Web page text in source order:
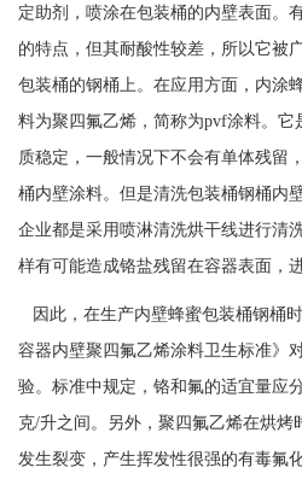
定助剂，喷涂在包装桶的内壁表面。
的特点，但其耐酸性较差，所以它被
包装桶的钢桶上。在应用方面，内涂
料为聚四氟乙烯，简称为pvf涂料。它
质稳定，一般情况下不会有单体残留
桶内壁涂料。但是清洗包装桶钢桶内
企业都是采用喷淋清洗烘干线进行清
样有可能造成铬盐残留在容器表面，
因此，在生产内壁蜂蜜包装桶钢桶
容器内壁聚四氟乙烯涂料卫生标准》
验。标准中规定，铬和氟的适宜量应
克/升之间。另外，聚四氟乙烯在烘烤
发生裂变，产生挥发性很强的有毒氟